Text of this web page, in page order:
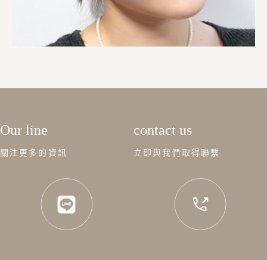
Our line
關注更多的資訊
contact us
立即與我們取得聯繫